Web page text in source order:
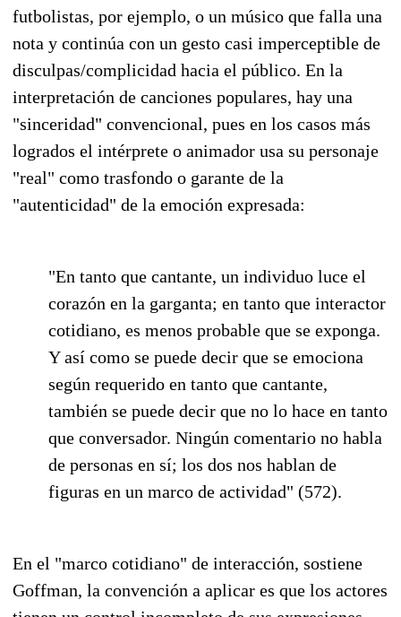
futbolistas, por ejemplo, o un músico que falla una
nota y continúa con un gesto casi imperceptible de
disculpas/complicidad hacia el público. En la
interpretación de canciones populares, hay una
"sinceridad" convencional, pues en los casos más
logrados el intérprete o animador usa su personaje
"real" como trasfondo o garante de la
"autenticidad" de la emoción expresada:
"En tanto que cantante, un individuo luce el
corazón en la garganta; en tanto que interactor
cotidiano, es menos probable que se exponga.
Y así como se puede decir que se emociona
según requerido en tanto que cantante,
también se puede decir que no lo hace en tanto
que conversador. Ningún comentario no habla
de personas en sí; los dos nos hablan de
figuras en un marco de actividad" (572).
En el "marco cotidiano" de interacción, sostiene
Goffman, la convención a aplicar es que los actores